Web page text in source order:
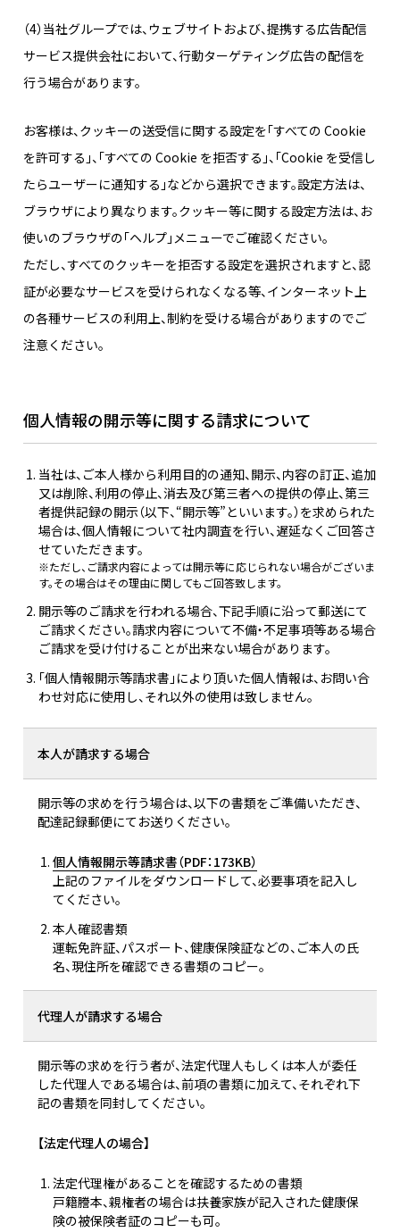
（4）当社グループでは、ウェブサイトおよび、提携する広告配信
サービス提供会社において、行動ターゲティング広告の配信を
行う場合があります。
お客様は、クッキーの送受信に関する設定を「すべての Cookie
を許可する」、「すべての Cookie を拒否する」、「Cookie を受信し
たらユーザーに通知する」などから選択できます。設定方法は、
ブラウザにより異なります。クッキー等に関する設定方法は、お
使いのブラウザの「ヘルプ」メニューでご確認ください。
ただし、すべてのクッキーを拒否する設定を選択されますと、認
証が必要なサービスを受けられなくなる等、インターネット上
の各種サービスの利用上、制約を受ける場合がありますのでご
注意ください。
個人情報の開示等に関する請求について
当社は、ご本人様から利用目的の通知、開示、内容の訂正、追加
又は削除、利用の停止、消去及び第三者への提供の停止、第三
者提供記録の開示（以下、“開示等”といいます。）を求められた
場合は、個人情報について社内調査を行い、遅延なくご回答さ
せていただきます。
※ただし、ご請求内容によっては開示等に応じられない場合がございま
す。その場合はその理由に関してもご回答致します。
開示等のご請求を行われる場合、下記手順に沿って郵送にて
ご請求ください。請求内容について不備・不足事項等ある場合
ご請求を受け付けることが出来ない場合があります。
「個人情報開示等請求書」により頂いた個人情報は、お問い合
わせ対応に使用し、それ以外の使用は致しません。
本人が請求する場合
開示等の求めを行う場合は、以下の書類をご準備いただき、
配達記録郵便にてお送りください。
個人情報開示等請求書（PDF：173KB）
上記のファイルをダウンロードして、必要事項を記入し
てください。
本人確認書類
運転免許証、パスポート、健康保険証などの、ご本人の氏
名、現住所を確認できる書類のコピー。
代理人が請求する場合
開示等の求めを行う者が、法定代理人もしくは本人が委任
した代理人である場合は、前項の書類に加えて、それぞれ下
記の書類を同封してください。
【法定代理人の場合】
法定代理権があることを確認するための書類
戸籍謄本、親権者の場合は扶養家族が記入された健康保
険の被保険者証のコピーも可。